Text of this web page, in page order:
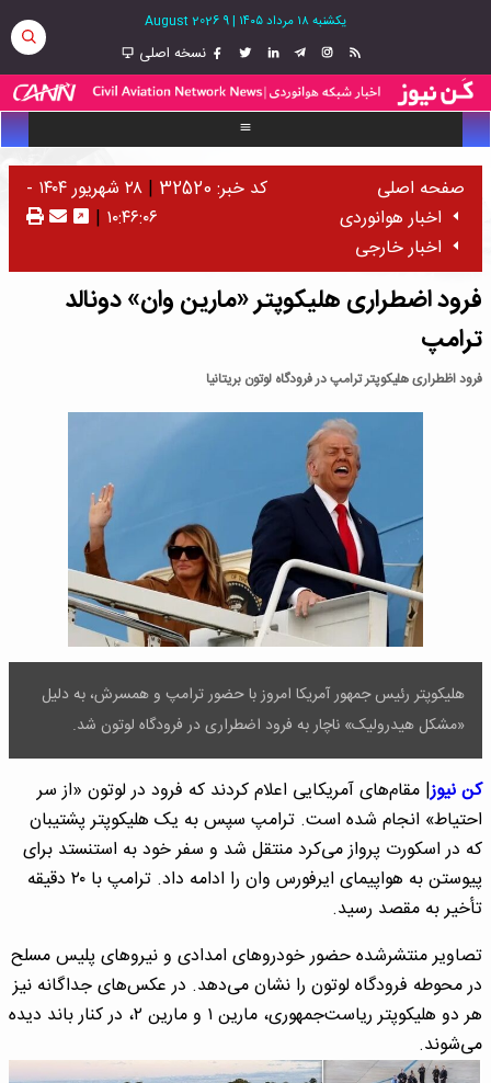
یکشنبه ۱۸ مرداد ۱۴۰۵ |
9 August 2026
نسخه اصلی
صفحه اصلی
اخبار هوانوردی
اخبار خارجی
کد خبر: 32520 |
۲۸ شهریور ۱۴۰۴ -
۱۰:۴۶:۰۶ |
فرود اضطراری هلیکوپتر «مارین وان» دونالد
ترامپ
فرود اظطراری هلیکوپتر ترامپ در فرودگاه لوتون بریتانیا
هلیکوپتر رئیس جمهور آمریکا امروز با حضور ترامپ و همسرش، به دلیل
«مشکل هیدرولیک» ناچار به فرود اضطراری در فرودگاه لوتون شد.
کن نیوز| مقام‌های آمریکایی اعلام کردند که فرود در لوتون «از سر
احتیاط» انجام شده است. ترامپ سپس به یک هلیکوپتر پشتیبان
که در اسکورت پرواز می‌کرد منتقل شد و سفر خود به استنستد برای
پیوستن به هواپیمای ایرفورس وان را ادامه داد. ترامپ با ۲۰ دقیقه
تأخیر به مقصد رسید.
تصاویر منتشرشده حضور خودروهای امدادی و نیروهای پلیس مسلح
در محوطه فرودگاه لوتون را نشان می‌دهد. در عکس‌های جداگانه نیز
هر دو هلیکوپتر ریاست‌جمهوری، مارین ۱ و مارین ۲، در کنار باند دیده
می‌شوند.